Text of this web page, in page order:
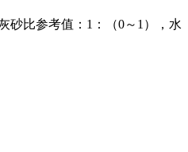
砂比参考值：1：（0～1），水